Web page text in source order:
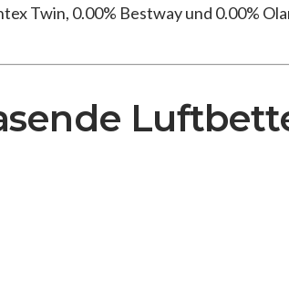
Twin, 0.00% Bestway und 0.00%